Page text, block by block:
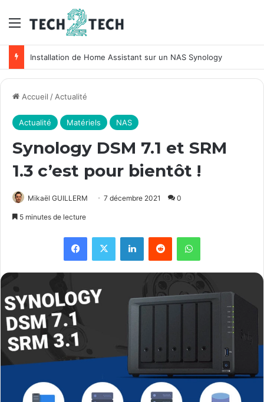
Menu
Accueil /Actualité
Actualité Matériels NAS
Synology DSM 7.1 et SRM
1.3 c’est pour bientôt !
Mikaël GUILLERM 7 décembre 2021 0
5 minutes de lecture
Facebook
X LinkedinReddit WhatsApp